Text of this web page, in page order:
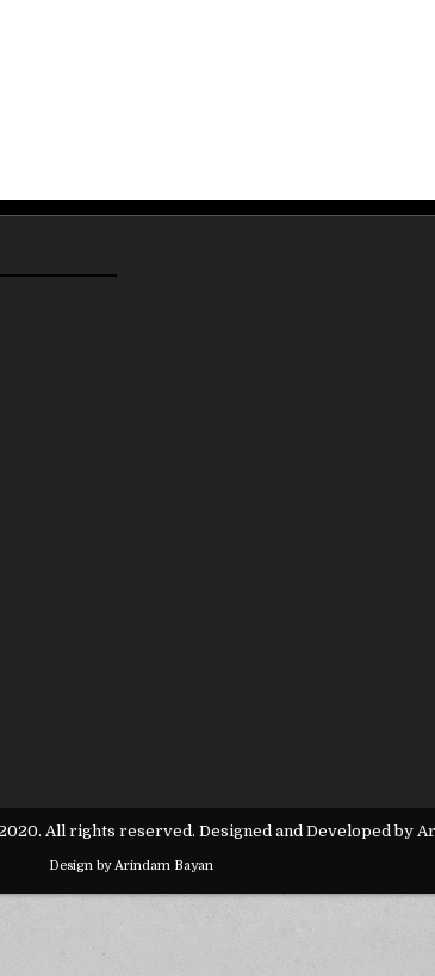
All rights reserved. Designed and Developed by
Design by Arindam Bayan